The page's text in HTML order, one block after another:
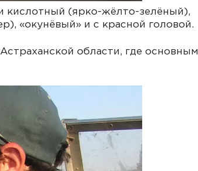
кислотный (ярко-жёлто-зелёный),
«окунёвый» и с красной головой.
области, где основным